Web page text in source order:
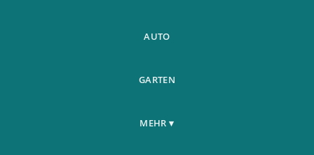
AUTO
GARTEN
MEHR ▾